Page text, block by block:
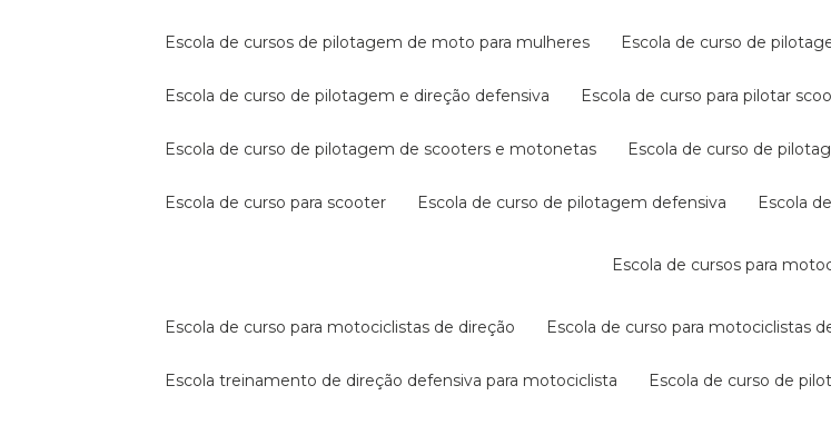
escola de cursos de pilotagem de moto para mulheres escola de curso de
escola de curso de pilotagem e direção defensiva escola de curso para pilotar
escola de curso de pilotagem de scooters e motonetas escola de curso de
escola de curso para scooter escola de curso de pilotagem defensiva escola
escola de cursos para
escola de curso para motociclistas de direção escola de curso para motociclistas
escola treinamento de direção defensiva para motociclista escola de curso de